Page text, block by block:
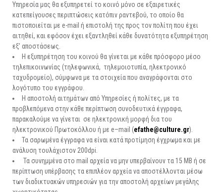
Υπηρεσία μας θα εξυπηρετεί το κοινό μόνο σε εξαιρετικές
κατεπείγουσες περιπτώσεις κατόπιν ραντεβού, το οποίο θα
πιστοποιείται με e-mail ή επιστολή της προς τον πολίτη που έχει
αιτηθεί, και εφόσον έχει εξαντληθεί κάθε δυνατότητα εξυπηρέτηση
εξ’ αποστάσεως.
Η εξυπηρέτηση του κοινού θα γίνεται με κάθε πρόσφορο μέσο
τηλεπικοινωνίας (τηλεφωνικά, τηλεμοιοτυπία, ηλεκτρονικό
ταχυδρομείο), σύμφωνα με τα στοιχεία που αναγράφονται στο
λογότυπο του εγγράφου.
Η αποστολή αιτημάτων από Υπηρεσίες ή πολίτες, με τα
προβλεπόμενα στην κάθε περίπτωση συνοδευτικά έγγραφα,
παρακαλούμε να γίνεται σε ηλεκτρονική μορφή δια του
ηλεκτρονικού Πρωτοκόλλου ή με e–mail (efathe@culture.gr).
Τα σαρωμένα έγγραφα να είναι κατά προτίμηση έγχρωμα και με
ανάλυση τουλάχιστον 200dpi.
Τα συνημμένα στο mail αρχεία να μην υπερβαίνουν τα 15 MB ή σε
περίπτωση υπέρβασης τα επιπλέον αρχεία να αποστέλλονται μέσω
των διαδικτυακών υπηρεσιών για την αποστολή αρχείων μεγάλης